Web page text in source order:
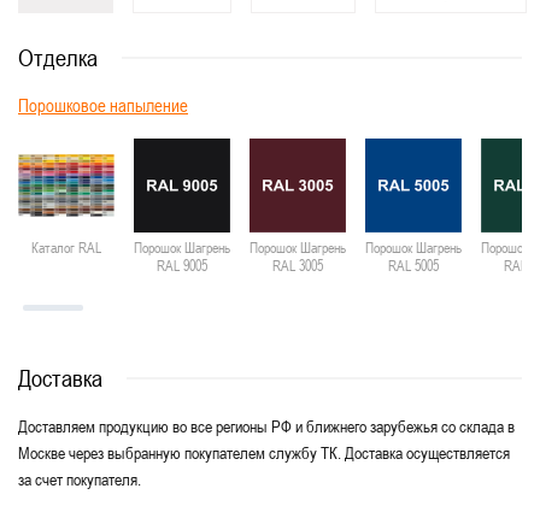
Отделка
Порошковое напыление
Каталог RAL
Порошок Шагрень
RAL 9005
Порошок Шагрень
RAL 3005
Порошок Шагрень
RAL 5005
Порошок
RAL
Доставка
Доставляем продукцию во все регионы РФ и ближнего зарубежья со склада в
Москве через выбранную покупателем службу ТК. Доставка осуществляется
за счет покупателя.